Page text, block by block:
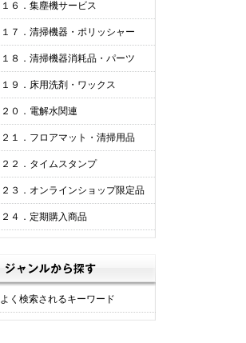
１６．集塵機サービス
１７．清掃機器・ポリッシャー
１８．清掃機器消耗品・パーツ
１９．床用洗剤・ワックス
２０．電解水関連
２１．フロアマット・清掃用品
２２．タイムスタンプ
２３．オンラインショップ限定品
２４．定期購入商品
よく検索されるキーワード